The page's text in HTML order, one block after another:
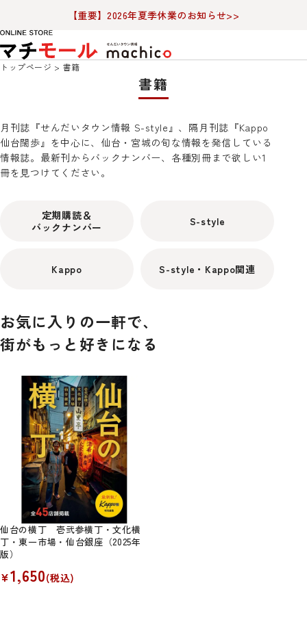
【重要】2026年夏季休業のお知らせ>>
トップページ 書籍
書籍
月刊誌『せんだいタウン情報 S-style』、隔月刊誌『Kappo
仙台闊歩』を中心に、仙台・宮城の旬な情報を発信している
情報誌。最新刊からバックナンバー、各種別冊まで欲しい1
冊を見つけてください。
定期購読＆
バックナンバー
S-style
Kappo S-style・Kappo関連
お気に入りの一軒で、
街がもっと好きになる
仙台の横丁 壱弐参横丁・文化横
丁・東一市場・仙台銀座（2025年
版）
¥1,650(税込)